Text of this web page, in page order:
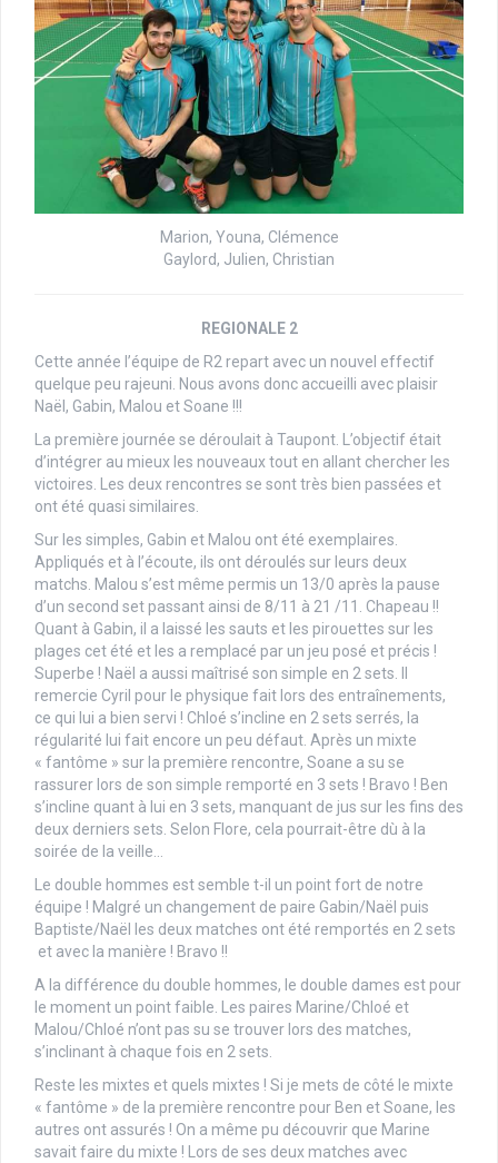
Marion, Youna, Clémence
Gaylord, Julien, Christian
REGIONALE 2
Cette année l’équipe de R2 repart avec un nouvel effectif
quelque peu rajeuni. Nous avons donc accueilli avec plaisir
Naël, Gabin, Malou et Soane !!!
La première journée se déroulait à Taupont. L’objectif était
d’intégrer au mieux les nouveaux tout en allant chercher les
victoires. Les deux rencontres se sont très bien passées et
ont été quasi similaires.
Sur les simples, Gabin et Malou ont été exemplaires.
Appliqués et à l’écoute, ils ont déroulés sur leurs deux
matchs. Malou s’est même permis un 13/0 après la pause
d’un second set passant ainsi de 8/11 à 21 /11. Chapeau !!
Quant à Gabin, il a laissé les sauts et les pirouettes sur les
plages cet été et les a remplacé par un jeu posé et précis !
Superbe ! Naël a aussi maîtrisé son simple en 2 sets. Il
remercie Cyril pour le physique fait lors des entraînements,
ce qui lui a bien servi ! Chloé s’incline en 2 sets serrés, la
régularité lui fait encore un peu défaut. Après un mixte
« fantôme » sur la première rencontre, Soane a su se
rassurer lors de son simple remporté en 3 sets ! Bravo ! Ben
s’incline quant à lui en 3 sets, manquant de jus sur les fins des
deux derniers sets. Selon Flore, cela pourrait-être dù à la
soirée de la veille…
Le double hommes est semble t-il un point fort de notre
équipe ! Malgré un changement de paire Gabin/Naël puis
Baptiste/Naël les deux matches ont été remportés en 2 sets
et avec la manière ! Bravo !!
A la différence du double hommes, le double dames est pour
le moment un point faible. Les paires Marine/Chloé et
Malou/Chloé n’ont pas su se trouver lors des matches,
s’inclinant à chaque fois en 2 sets.
Reste les mixtes et quels mixtes ! Si je mets de côté le mixte
« fantôme » de la première rencontre pour Ben et Soane, les
autres ont assurés ! On a même pu découvrir que Marine
savait faire du mixte ! Lors de ses deux matches avec